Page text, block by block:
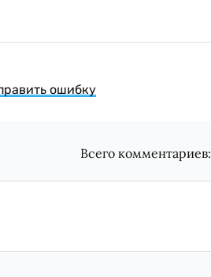
ошибку
Всего комментариев: